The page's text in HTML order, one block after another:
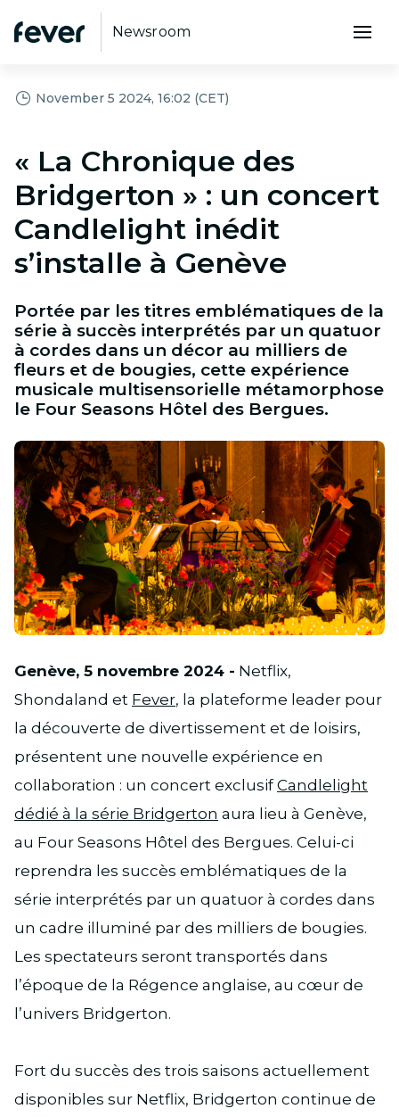
Newsroom
November 5 2024, 16:02 (CET)
« La Chronique des
Bridgerton » : un concert
Candlelight inédit
s’installe à Genève
Portée par les titres emblématiques de la
série à succès interprétés par un quatuor
à cordes dans un décor au milliers de
fleurs et de bougies, cette expérience
musicale multisensorielle métamorphose
le Four Seasons Hôtel des Bergues.
JPG
Genève, 5 novembre 2024 - Netflix,
Shondaland et Fever, la plateforme leader pour
la découverte de divertissement et de loisirs,
présentent une nouvelle expérience en
collaboration : un concert exclusifCandlelight
dédié à la série Bridgerton aura lieu à Genève,
au Four Seasons Hôtel des Bergues. Celui-ci
reprendra les succès emblématiques de la
série interprétés par un quatuor à cordes dans
un cadre illuminé par des milliers de bougies.
Les spectateurs seront transportés dans
l’époque de la Régence anglaise, au cœur de
l’univers Bridgerton.
Fort du succès des trois saisons actuellement
disponibles sur Netflix, Bridgerton continue de